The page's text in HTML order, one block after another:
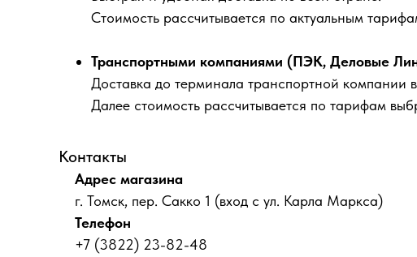
Стоимость рассчитывается по актуальным
Транспортными компаниями (ПЭК, Деловые
Доставка до терминала транспортной компании
Далее стоимость рассчитывается по тарифам
Контакты
Адрес магазина
г. Томск, пер. Сакко 1 (вход с ул. Карла Маркса)
Телефон
+7 (3822) 23-82-48